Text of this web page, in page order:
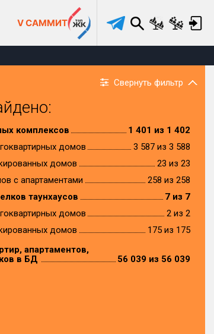
V САММИТ
Свернуть фильтр
комплексов
1 401 из 1 402
домов
3 587 из 3 588
домов
23 из 23
с апартаментами
258 из 258
таунхаусов
7 из 7
домов
2 из 2
домов
175 из 175
апартаментов,
в БД
56 039 из 56 039